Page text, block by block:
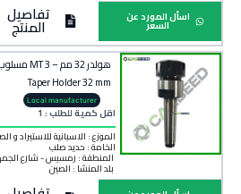
اسأل المورد عن
السعر تفاصيل
المنتج
Taper Holder 32 mm
Local manufacturer
اقل كمية للطلب : 1
الموزع : الاسبانية للاستيراد و
الخامة : حديد صلب
المنطقة : رمسيس - شارع
بلد المنشأ :الصين